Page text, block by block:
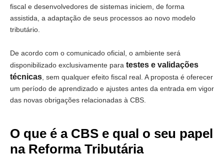
fiscal e desenvolvedores de sistemas iniciem, de forma
assistida, a adaptação de seus processos ao novo modelo
tributário.
De acordo com o comunicado oficial, o ambiente será
disponibilizado exclusivamente para testes e validações
técnicas , sem qualquer efeito fiscal real. A proposta é oferecer
um período de aprendizado e ajustes antes da entrada em vigor
das novas obrigações relacionadas à CBS.
O que é a CBS e qual o seu papel
na Reforma Tributária